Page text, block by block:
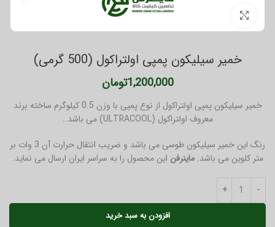
برای بزرگنمایی کلیک کنید
خمیر سیلیکون پمپی اولتراکول (500 گرمی)
1,200,000تومان
خمیر سیلیکون پمپی اولتراکول از نوع پمپی با وزن 0.5 کیلوگرم ساخته برند
معروف اولتراکول (ULTRACOOL) می باشد..
رنگ این خمیر سیلیکون طوسی می باشد و ضریب انتقال حرارت آن 3 وات بر
متر کلوین می باشد.ماینرفن این محصول را به سراسر ایران ارسال می نماید.
افزودن به سبد خرید